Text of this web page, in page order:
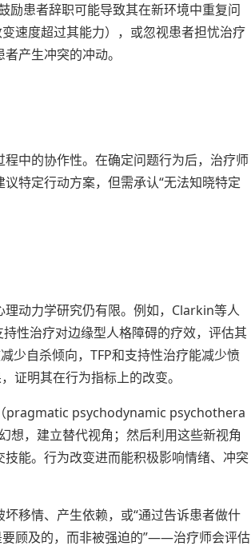
患者辞职可能导致其在新环境中重复问
速度超过其能力），或忽视患者担忧治疗
产生冲突的冲动。
中的协作性。在确定问题行为后，治疗师
特定行动方案，但需承认“无法知晓特定
动力学研究仍有限。例如，Clarkin等人
性治疗对边缘型人格障碍的疗效，评估其
少自杀倾向，TFP和支持性治疗能减少愤
证明其在行为指标上的改变。
pragmatic psychodynamic psychothera
想，建立替代视角；然后利用这些新视角
能。行为改变进而能积极影响情绪、冲突
移情、产生依赖，或“通过告诉患者做什
要顾及的，而非被强迫的”——治疗师会评估